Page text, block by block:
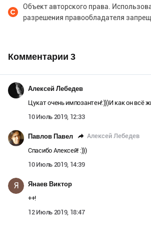
Объект авторского права.
разрешения правообладателя
Комментарии 3
Алексей Лебедев
Цукат очень импозантен!:)))И как он всё
10 Июль 2019, 12:33
Павлов Павел Алексей Лебедев
Спасибо Алексей! :)))
10 Июль 2019, 14:39
Я Янаев Виктор
++!
12 Июль 2019, 18:47